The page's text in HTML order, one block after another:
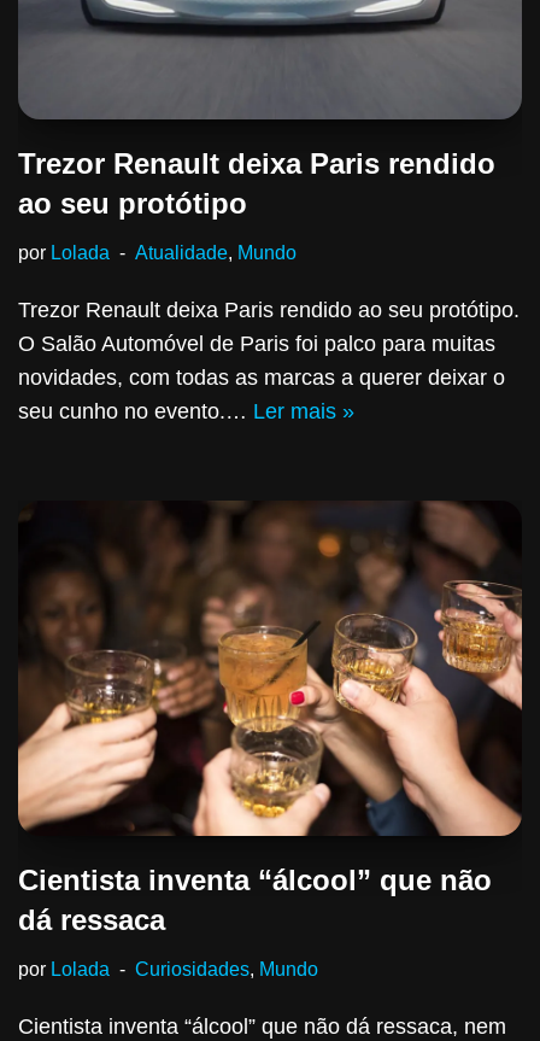
Trezor Renault deixa Paris rendido
ao seu protótipo
por Lolada Atualidade, Mundo
Trezor Renault deixa Paris rendido ao seu protótipo.
O Salão Automóvel de Paris foi palco para muitas
novidades, com todas as marcas a querer deixar o
seu cunho no evento.… Ler mais »
Cientista inventa “álcool” que não
dá ressaca
por Lolada Curiosidades, Mundo
Cientista inventa “álcool” que não dá ressaca, nem